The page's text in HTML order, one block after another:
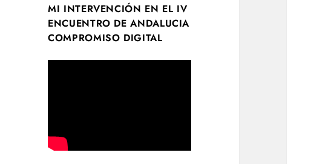
MI INTERVENCIÓN EN EL IV
ENCUENTRO DE ANDALUCIA
COMPROMISO DIGITAL